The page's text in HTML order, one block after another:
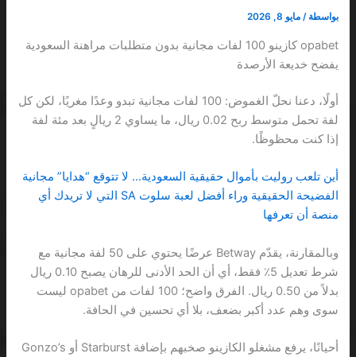
بواسطة /مايو 8, 2026
opabet كازينو 100 لفات مجانية بدون متطلبات مراهنة السعودية
يفضح خديعة الأرصدة
أولًا، دعنا نحلّ الغموض: 100 لفات مجانية تبدو وعدًا مغريًا، لكن كل
لفة تحمل متوسط ربح 0.02 ريال، ما يساوي 2 ريالٍ بعد مئة لفة
إذا كنت محظوظًا.
أين تلعب روليت بأموال حقيقية السعودية… لا تتوقع “هدايا” مجانية
الفضيحة الحقيقية وراء أفضل لعبة سلوت SA التي لا تريدك أي
منصة أن تعرفها
وبالمقارنة، يقدّم Betway عرضًا يحتوي على 50 لفة مجانية مع
شرط تعديل 5٪ فقط، أي أن الحد الأدنى للرهان يصبح 0.10 ريال
بدلاً من 0.50 ريال. الفرق واضح؛ 100 لفات من opabet ليست
سوى وهم عدد أكبر بضعف، بلا أي تحسين في الحافة.
أحيانًا، يرفع مشغلو الكازينو صخبهم بإضافة Starburst أو Gonzo’s